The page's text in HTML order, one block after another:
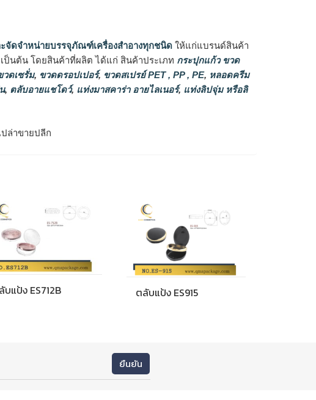
จัดจำหน่ายบรรจุภัณฑ์เครื่องสำอางทุกชนิด ให้แก่แบรนด์สินค้า
เป็นต้น โดยสินค้าที่ผลิต ได้แก่ สินค้าประเภท กระปุกแก้ว ขวด
ดเซรั่ม, ขวดดรอปเปอร์, ขวดสเปรย์ PET , PP , PE, หลอดครีม
, ตลับอายแชโดว์, แท่งมาสคาร่า อายไลเนอร์, แท่งลิปจุ่ม หรือลิ
ล่าขายปลีก
บแป้ง ES712B ตลับแป้ง ES915